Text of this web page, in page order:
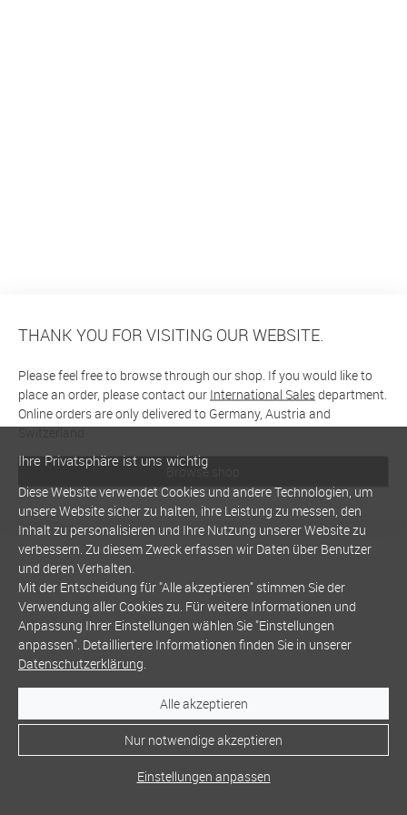
THANK YOU FOR VISITING OUR WEBSITE.
Please feel free to browse through our shop. If you would like to
place an order, please contact our International Salesdepartment.
Online orders are only delivered to Germany, Austria and
Switzerland
Browse shop
Ihre Privatsphäre ist uns wichtig
Diese Website verwendet Cookies und andere Technologien, um
unsere Website sicher zu halten, ihre Leistung zu messen, den
Inhalt zu personalisieren und Ihre Nutzung unserer Website zu
verbessern. Zu diesem Zweck erfassen wir Daten über Benutzer
und deren Verhalten.
Mit der Entscheidung für "Alle akzeptieren" stimmen Sie der
Verwendung aller Cookies zu. Für weitere Informationen und
Anpassung Ihrer Einstellungen wählen Sie "Einstellungen
anpassen". Detailliertere Informationen finden Sie in unserer
Datenschutzerklärung.
Alle akzeptieren
Nur notwendige akzeptieren
Einstellungen anpassen